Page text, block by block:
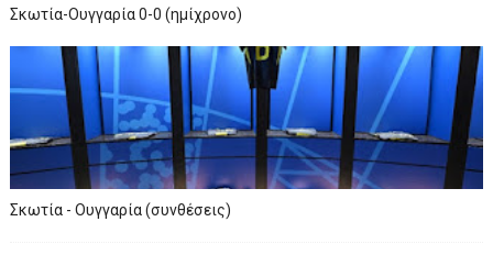
Σκωτία-Ουγγαρία 0-0 (ημίχρονο)
Σκωτία - Ουγγαρία (συνθέσεις)